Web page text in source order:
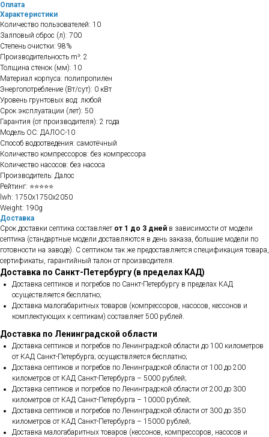
Оплата
Характеристики
Количество пользователей: 10
Залповый сброс (л): 700
Степень очистки: 98%
Производительность m³: 2
Толщина стенок (мм): 10
Материал корпуса: полипропилен
Энергопотребление (Вт/сут): 0 кВт
Уровень грунтовых вод: любой
Срок эксплуатации (лет): 50
Гарантия (от производителя): 2 года
Модель ОС: ДАЛОС-10
Способ водоотведения: самотёчный
Количество компрессоров: без компрессора
Количество насосов: без насоса
Производитель: Далос
Рейтинг: ⭐⭐⭐⭐⭐
lwh: 1750x1750x2050
Weight: 190g
Доставка
Срок доставки септика составляет от 1 до 3 дней в зависимости от модели
септика (стандартные модели доставляются в день заказа, большие модели по
готовности на заводе). С септиком так же предоставляется спецификация товара,
сертификаты, гарантийный талон от производителя.
Доставка по Санкт-Петербургу (в пределах КАД)
Доставка септиков и погребов по Санкт-Петербургу в пределах КАД
осуществляется бесплатно;
Доставка малогабаритных товаров (компрессоров, насосов, кессонов и
комплектующих к септикам) составляет 500 рублей.
Доставка по Ленинградской области
Доставка септиков и погребов по Ленинградской области до 100 километров
от КАД Санкт-Петербурга; осуществляется бесплатно;
Доставка септиков и погребов по Ленинградской области от 100 до 200
километров от КАД Санкт-Петербурга – 5000 рублей;
Доставка септиков и погребов по Ленинградской области от 200 до 300
километров от КАД Санкт-Петербурга – 10000 рублей;
Доставка септиков и погребов по Ленинградской области от 300 до 350
километров от КАД Санкт-Петербурга – 15000 рублей;
Доставка малогабаритных товаров (кессонов, компрессоров, насосов и